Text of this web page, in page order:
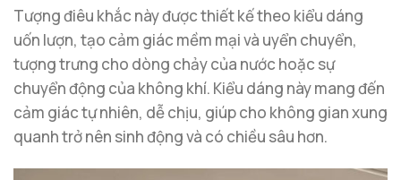
Tượng điêu khắc này được thiết kế theo kiểu dáng
uốn lượn, tạo cảm giác mềm mại và uyển chuyển,
tượng trưng cho dòng chảy của nước hoặc sự
chuyển động của không khí. Kiểu dáng này mang đến
cảm giác tự nhiên, dễ chịu, giúp cho không gian xung
quanh trở nên sinh động và có chiều sâu hơn.